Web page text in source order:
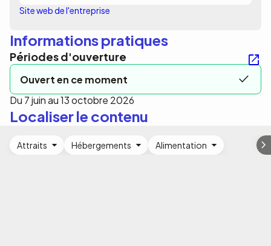
Site web de l'entreprise
Informations pratiques
Périodes d'ouverture
Ouvert en ce moment
Du 7 juin au 13 octobre 2026
Localiser le contenu
Attraits Hébergements Alimentation